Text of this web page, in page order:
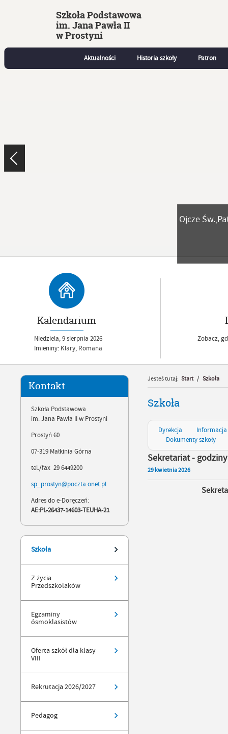
Szkoła Podstawowa
im. Jana Pawła II
w Prostyni
Aktualności Historia szkoły Patron
Ojcze
Kalendarium
Niedziela,9sierpnia 2026
Imieniny: Klary, Romana
Zobacz,
Kontakt
Szkoła Podstawowa
im. Jana Pawła II w Prostyni
Prostyń 60
07-319 Małkinia Górna
tel./fax 29 6449200
sp_prostyn@poczta.onet.pl
Adres do e-Doręczeń:
AE:PL-26437-14603-TEUHA-21
Szkoła
Z życia
Przedszkolaków
Egzaminy
ósmoklasistów
Oferta szkół dla klasy
VIII
Rekrutacja 2026/2027
Pedagog
Jesteś tutaj: Start / Szkoła
Szkoła
Dyrekcja
Dokumenty szkoły
Sekretariat -
29 kwietnia2026